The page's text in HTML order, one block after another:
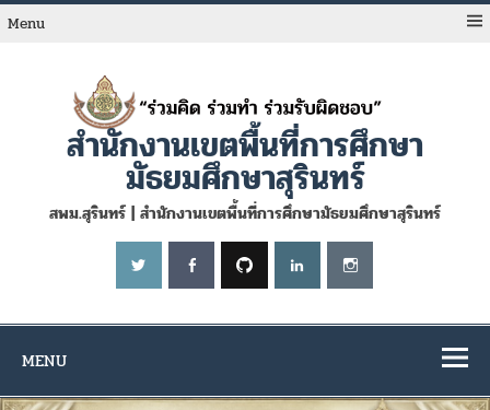
Skip
toMenu
สำนักงานเขตพื้นที่การศึกษา
มัธยมศึกษาสุรินทร์
สพม.สุรินทร์ | สำนักงานเขตพื้นที่การศึกษามัธยมศึกษาสุรินทร์
MENU